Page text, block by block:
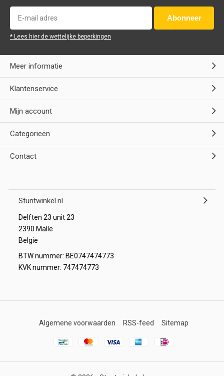
Abonneer
* Lees hier de wettelijke beperkingen
Meer informatie
Klantenservice
Mijn account
Categorieën
Contact
Stuntwinkel.nl
Delften 23 unit 23
2390 Malle
Belgie
BTW nummer: BE0747474773
KVK nummer: 747474773
Algemene voorwaarden RSS-feed Sitemap